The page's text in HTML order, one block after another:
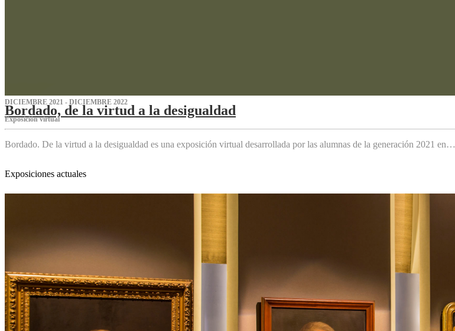
DICIEMBRE 2021 - DICIEMBRE 2022
Bordado, de la virtud a la desigualdad
Exposición virtual‌
Bordado. De la virtud a la desigualdad es una exposición virtual desarrollada por las alumnas de la generación 2021 en…
Exposiciones actuales